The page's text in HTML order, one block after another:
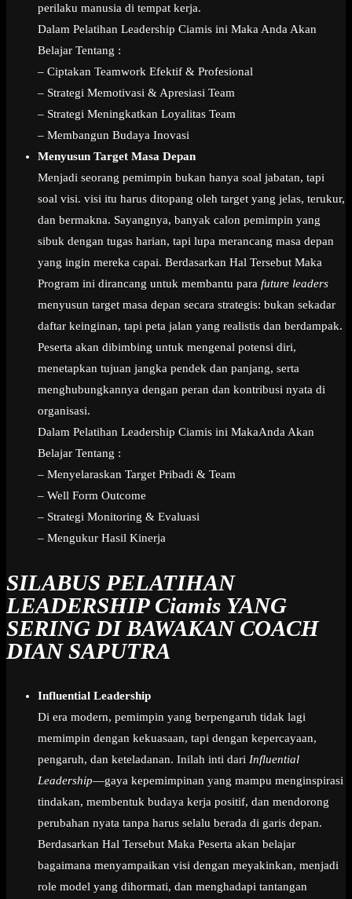
perilaku manusia di tempat kerja.
Dalam Pelatihan Leadership Ciamis ini Maka Anda Akan
Belajar Tentang :
– Ciptakan Teamwork Efektif & Profesional
– Strategi Memotivasi & Apresiasi Team
– Strategi Meningkatkan Loyalitas Team
– Membangun Budaya Inovasi
Menyusun Target Masa Depan
Menjadi seorang pemimpin bukan hanya soal jabatan, tapi
soal visi. visi itu harus ditopang oleh target yang jelas, terukur,
dan bermakna. Sayangnya, banyak calon pemimpin yang
sibuk dengan tugas harian, tapi lupa merancang masa depan
yang ingin mereka capai. Berdasarkan Hal Tersebut Maka
Program ini dirancang untuk membantu para future leaders
menyusun target masa depan secara strategis: bukan sekadar
daftar keinginan, tapi peta jalan yang realistis dan berdampak.
Peserta akan dibimbing untuk mengenal potensi diri,
menetapkan tujuan jangka pendek dan panjang, serta
menghubungkannya dengan peran dan kontribusi nyata di
organisasi.
Dalam Pelatihan Leadership Ciamis ini MakaAnda Akan
Belajar Tentang :
– Menyelaraskan Target Pribadi & Team
– Well Form Outcome
– Strategi Monitoring & Evaluasi
– Mengukur Hasil Kinerja
SILABUS PELATIHAN
LEADERSHIP Ciamis YANG
SERING DI BAWAKAN COACH
DIAN SAPUTRA
Influential Leadership
Di era modern, pemimpin yang berpengaruh tidak lagi
memimpin dengan kekuasaan, tapi dengan kepercayaan,
pengaruh, dan keteladanan. Inilah inti dari Influential
Leadership—gaya kepemimpinan yang mampu menginspirasi
tindakan, membentuk budaya kerja positif, dan mendorong
perubahan nyata tanpa harus selalu berada di garis depan.
Berdasarkan Hal Tersebut Maka Peserta akan belajar
bagaimana menyampaikan visi dengan meyakinkan, menjadi
role model yang dihormati, dan menghadapi tantangan